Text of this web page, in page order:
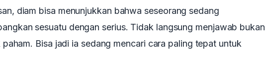
diam bisa menunjukkan bahwa seseorang sedang
sesuatu dengan serius. Tidak langsung menjawab bukan
Bisa jadi ia sedang mencari cara paling tepat untuk